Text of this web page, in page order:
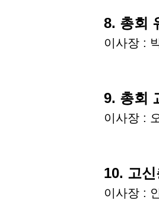
8. 총회
이사장
9. 총회
이사장
10. 고
이사장 :